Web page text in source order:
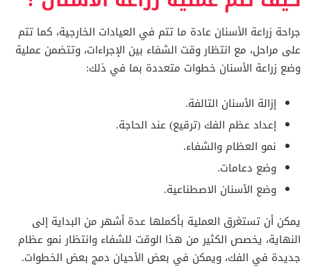
جراحة زراعة الأسنان عادة ما تتم في العيادات الخارجية، كما تتم
على مراحل، مع انتظار وقت الشفاء بين الإجراءات، وتتضمن عملية
وضع زراعة الأسنان خطوات متعددة بما في ذلك:
إزالة الأسنان التالفة.
إعداد عظم الفك (ترقيع) عند الحاجة.
نمو العظام والشفاء.
وضع دعامات.
وضع الأسنان الاصطناعية.
يمكن أن تستغرق العملية بأكملها عدة أشهر من البداية إلى
النهاية، يخصص الكثير من هذا الوقت للشفاء وانتظار نمو عظام
جديدة في الفك، ويمكن في بعض الأحيان دمج بعض الخطوات.